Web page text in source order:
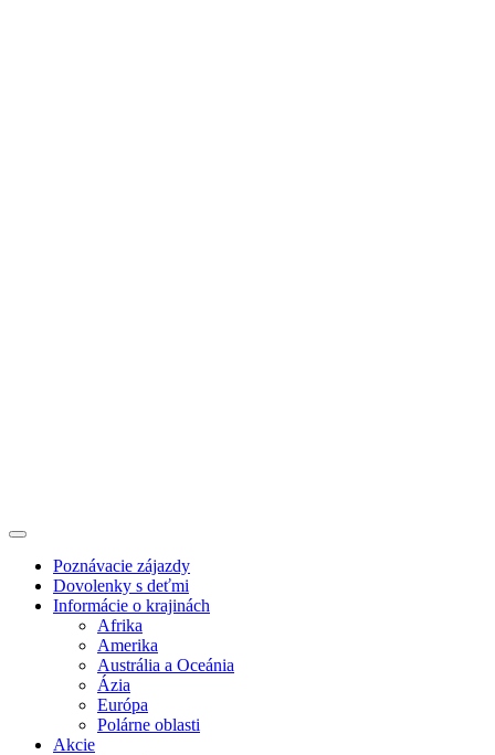
Poznávacie zájazdy
Dovolenky s deťmi
Informácie o krajinách
Afrika
Amerika
Austrália a Oceánia
Ázia
Európa
Polárne oblasti
Akcie